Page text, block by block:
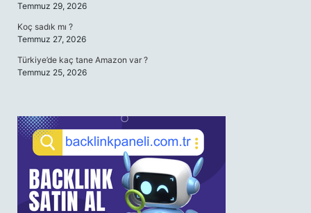
Temmuz 29, 2026
Koç sadık mı ?
Temmuz 27, 2026
Türkiye’de kaç tane Amazon var ?
Temmuz 25, 2026